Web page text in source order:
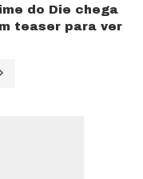
do Die chega
teaser para ver